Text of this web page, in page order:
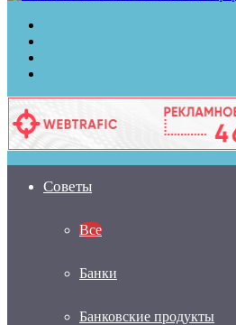
Советы
Все
Банки
Банковские продукты